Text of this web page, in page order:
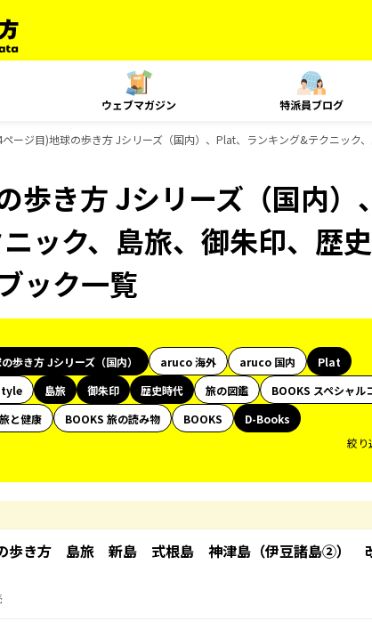
ウェブマガジン 特派員ブログ
ページ目)地球の歩き方 Jシリーズ（国内）、Plat、ランキング&テクニック
歩き方 Jシリーズ（国内）
ック、島旅、御朱印、歴
ック一覧
歩き方 Jシリーズ（国内） aruco 海外 aruco 国内
Plat
島旅 御朱印 歴史時代 旅の図鑑
BOOKS スペシャル
と健康 BOOKS 旅の読み物 BOOKS
D-Books
絞り
歩き方 島旅 新島 式根島 神津島（伊豆諸島②）